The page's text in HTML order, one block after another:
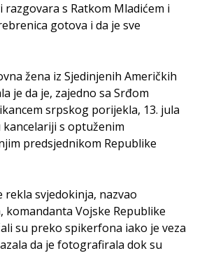
s Ratkom Mladićem i
gotova i da je sve
žena iz Sjedinjenih Američkih
je da je, zajedno sa Srđom
srpskog porijekla, 13. jula
kancelariji s optuženim
predsjednikom Republike
rekla svjedokinja, nazvao
komandanta Vojske Republike
su preko spikerfona iako je veza
da je fotografirala dok su